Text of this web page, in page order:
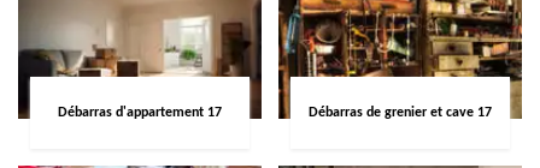
Débarras d'appartement 17 Débarras de grenier et cave 17